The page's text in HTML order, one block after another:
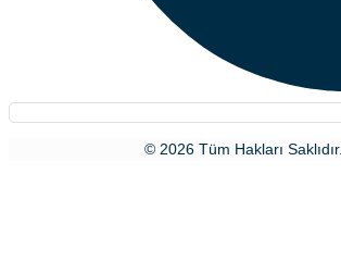
© 2026 Tüm Hakları Saklıdır.